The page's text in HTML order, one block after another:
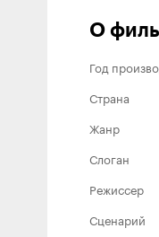
О
Год
Страна
Жанр
Слоган
Режиссер
Сценарий